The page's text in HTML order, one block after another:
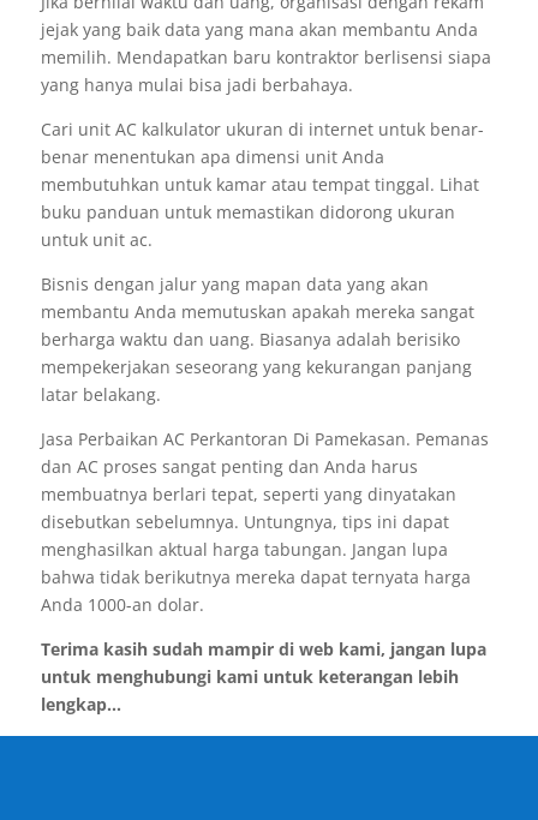
jejak yang baik data yang mana akan membantu Anda
memilih. Mendapatkan baru kontraktor berlisensi siapa
yang hanya mulai bisa jadi berbahaya.
Cari unit AC kalkulator ukuran di internet untuk benar-
benar menentukan apa dimensi unit Anda
membutuhkan untuk kamar atau tempat tinggal. Lihat
buku panduan untuk memastikan didorong ukuran
untuk unit ac.
Bisnis dengan jalur yang mapan data yang akan
membantu Anda memutuskan apakah mereka sangat
berharga waktu dan uang. Biasanya adalah berisiko
mempekerjakan seseorang yang kekurangan panjang
latar belakang.
Jasa Perbaikan AC Perkantoran Di Pamekasan. Pemanas
dan AC proses sangat penting dan Anda harus
membuatnya berlari tepat, seperti yang dinyatakan
disebutkan sebelumnya. Untungnya, tips ini dapat
menghasilkan aktual harga tabungan. Jangan lupa
bahwa tidak berikutnya mereka dapat ternyata harga
Anda 1000-an dolar.
Terima kasih sudah mampir di web kami, jangan lupa
untuk menghubungi kami untuk keterangan lebih
lengkap...